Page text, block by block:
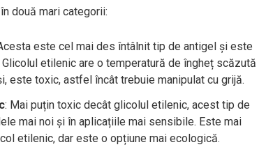
două mari categorii:
este cel mai des întâlnit tip de antigel și este
etilenic are o temperatură de îngheț scăzută
este toxic, astfel încât trebuie manipulat cu grijă.
: Mai puțin toxic decât glicolul etilenic, acest tip de
mai noi și în aplicațiile mai sensibile. Este mai
etilenic, dar este o opțiune mai ecologică.